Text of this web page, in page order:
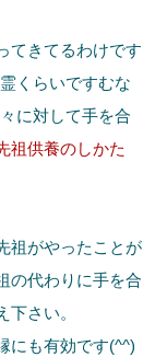
てきてるわけです
くらいですむな
に対して手を合
祖供養のしかた
祖がやったことが
の代わりに手を合
さい。
にも有効です(^^)